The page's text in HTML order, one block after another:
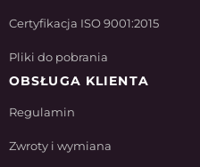
Certyfikacja ISO 9001:2015
Pliki do pobrania
OBSŁUGA KLIENTA
Regulamin
Zwroty i wymiana